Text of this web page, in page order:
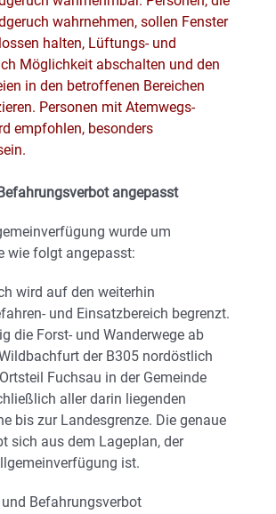
wahrnehmen, sollen Fenster
halten, Lüftungs- und
Möglichkeit abschalten und den
in den betroffenen Bereichen
Personen mit Atemwegs-
empfohlen, besonders
angepasst
wurde um
wie folgt angepasst:
wird auf den weiterhin
und Einsatzbereich begrenzt.
die Forst- und Wanderwege ab
der B305 nordöstlich
Fuchsau in der Gemeinde
aller darin liegenden
bis zur Landesgrenze. Die genaue
sich aus dem Lageplan, der
ist.
Befahrungsverbot